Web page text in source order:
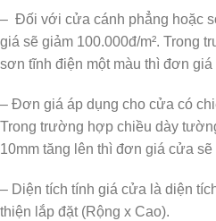
– Đối với cửa cánh phẳng hoặc
giá sẽ giảm 100.000đ/m². Trong
sơn tĩnh điện một màu thì đơn giá
– Đơn giá áp dụng cho cửa có
Trong trường hợp chiều dày
10mm tăng lên thì đơn giá cửa sẽ
– Diện tích tính giá cửa là diện
thiện lắp đặt (Rộng x Cao).